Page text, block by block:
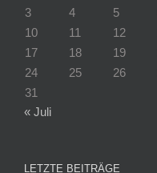
3
4 5
10
11 12
17
18 19
24
25 26
31
« Juli
LETZTE BEITRÄGE